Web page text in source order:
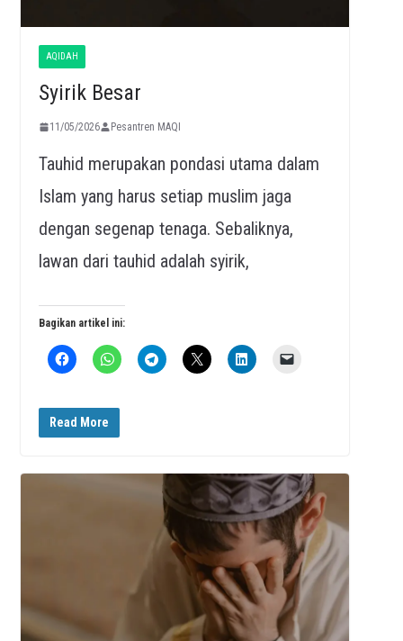
AQIDAH
Syirik Besar
11/05/2026 Pesantren MAQI
Tauhid merupakan pondasi utama dalam
Islam yang harus setiap muslim jaga
dengan segenap tenaga. Sebaliknya,
lawan dari tauhid adalah syirik,
Bagikan artikel ini:
Read More